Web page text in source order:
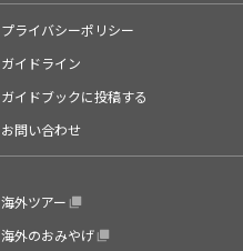
プライバシーポリシー
ガイドライン
ガイドブックに投稿する
お問い合わせ
海外ツアー
海外のおみやげ